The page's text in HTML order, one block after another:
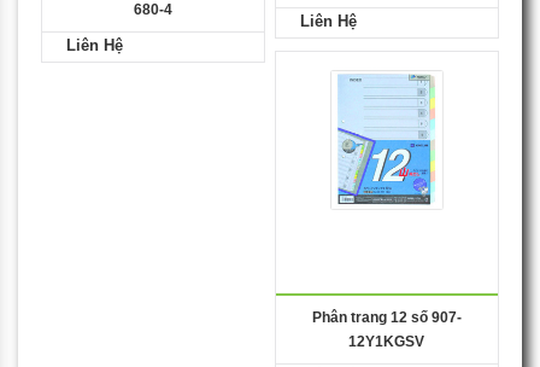
680-4
Liên Hệ
Liên Hệ
Phân trang 12 số 907-
12Y1KGSV